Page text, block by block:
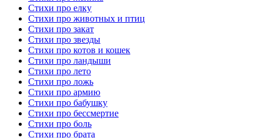
Стихи про елку
Стихи про животных и птиц
Стихи про закат
Стихи про звезды
Стихи про котов и кошек
Стихи про ландыши
Стихи про лето
Стихи про ложь
Стихи про армию
Стихи про бабушку
Стихи про бессмертие
Стихи про боль
Стихи про брата